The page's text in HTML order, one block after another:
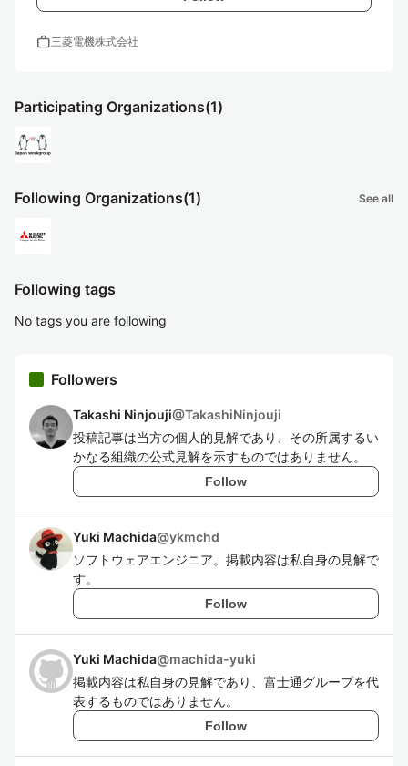
work三菱電機株式会社
Participating Organizations(1)
Following Organizations(1) See all
Following tags
No tags you are following
Followers
Takashi Ninjouji@TakashiNinjouji
投稿記事は当方の個人的見解であり、その所属するい
かなる組織の公式見解を示すものではありません。
Follow
Yuki Machida@ykmchd
ソフトウェアエンジニア。掲載内容は私自身の見解で
す。
Follow
Yuki Machida@machida-yuki
掲載内容は私自身の見解であり、富士通グループを代
表するものではありません。
Follow